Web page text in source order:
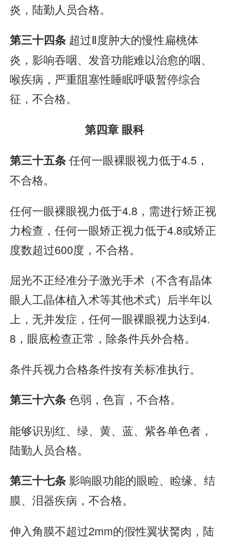
炎，陆勤人员合格。
第三十四条 超过Ⅱ度肿大的慢性扁桃体
炎，影响吞咽、发音功能难以治愈的咽、
喉疾病，严重阻塞性睡眠呼吸暂停综合
征，不合格。
第四章 眼科
第三十五条任何一眼裸眼视力低于4.5，
不合格。
任何一眼裸眼视力低于4.8，需进行矫正视
力检查，任何一眼矫正视力低于4.8或矫正
度数超过600度，不合格。
屈光不正经准分子激光手术（不含有晶体
眼人工晶体植入术等其他术式）后半年以
上，无并发症，任何一眼裸眼视力达到4.
8，眼底检查正常，除条件兵外合格。
条件兵视力合格条件按有关标准执行。
第三十六条色弱，色盲，不合格。
能够识别红、绿、黄、蓝、紫各单色者，
陆勤人员合格。
第三十七条影响眼功能的眼睑、睑缘、结
膜、泪器疾病，不合格。
伸入角膜不超过2mm的假性翼状胬肉，陆